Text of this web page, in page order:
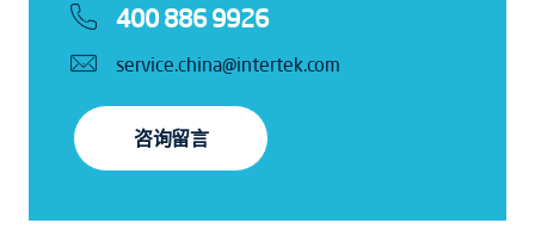
400 886 9926
service.china@intertek.com
咨询留言